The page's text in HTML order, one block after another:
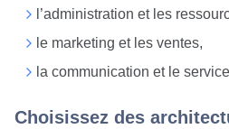
l’administration et les
le marketing et les ventes,
la communication et le
Choisissez des